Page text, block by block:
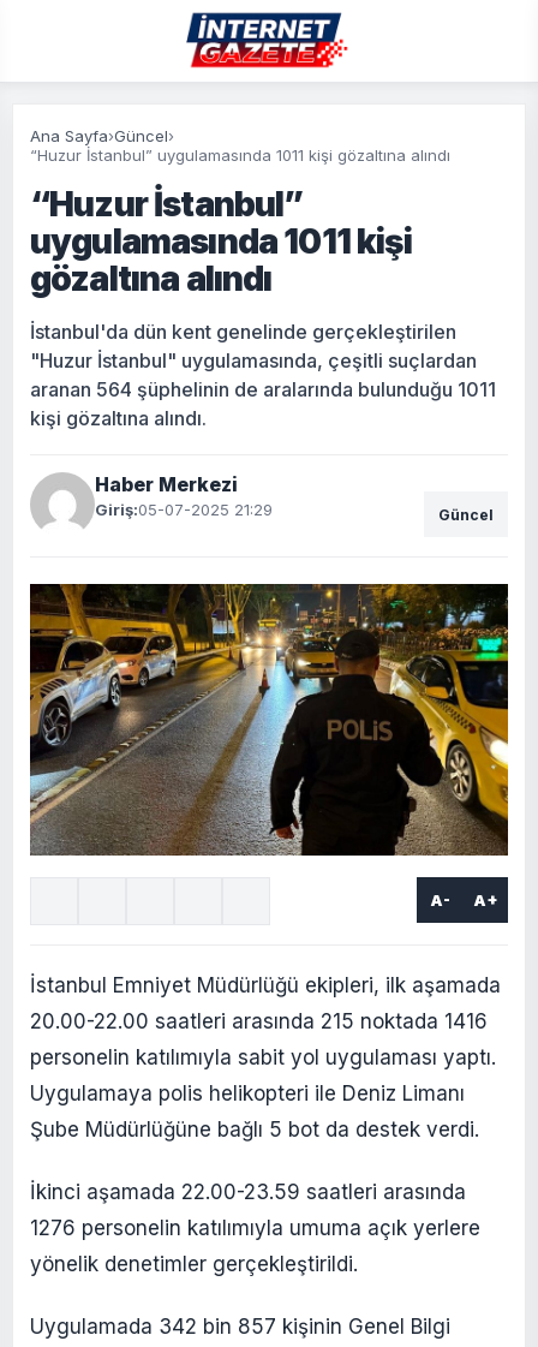
Ana Sayfa›Güncel›
“Huzur İstanbul” uygulamasında 1011 kişi gözaltına alındı
“Huzur İstanbul”
uygulamasında 1011 kişi
gözaltına alındı
İstanbul'da dün kent genelinde gerçekleştirilen
"Huzur İstanbul" uygulamasında, çeşitli suçlardan
aranan 564 şüphelinin de aralarında bulunduğu 1011
kişi gözaltına alındı.
Haber Merkezi
Giriş:05-07-2025 21:29 Güncel
A- A+
İstanbul Emniyet Müdürlüğü ekipleri, ilk aşamada
20.00-22.00 saatleri arasında 215 noktada 1416
personelin katılımıyla sabit yol uygulaması yaptı.
Uygulamaya polis helikopteri ile Deniz Limanı
Şube Müdürlüğüne bağlı 5 bot da destek verdi.
İkinci aşamada 22.00-23.59 saatleri arasında
1276 personelin katılımıyla umuma açık yerlere
yönelik denetimler gerçekleştirildi.
Uygulamada 342 bin 857 kişinin Genel Bilgi